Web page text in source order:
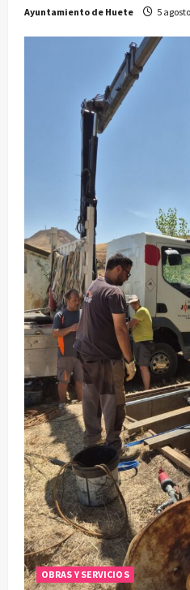
Ayuntamiento de Huete 5
OBRAS Y SERVICIOS